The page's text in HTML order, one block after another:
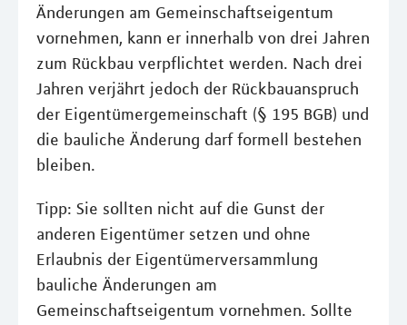
Änderungen am Gemeinschaftseigentum
vornehmen, kann er innerhalb von drei Jahren
zum Rückbau verpflichtet werden. Nach drei
Jahren verjährt jedoch der Rückbauanspruch
der Eigentümergemeinschaft (§ 195 BGB) und
die bauliche Änderung darf formell bestehen
bleiben.
Tipp: Sie sollten nicht auf die Gunst der
anderen Eigentümer setzen und ohne
Erlaubnis der Eigentümerversammlung
bauliche Änderungen am
Gemeinschaftseigentum vornehmen. Sollte